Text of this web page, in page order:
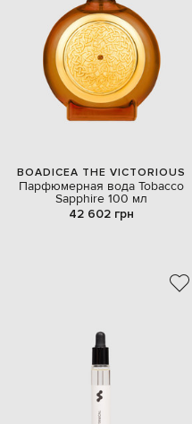
BOADICEA THE VICTORIOUS
Парфюмерная вода Tobacco
Sapphire 100 мл
42 602 грн